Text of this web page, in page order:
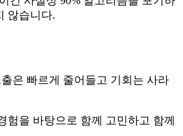
않습니다.
은 빠르게 줄어들고 기회는 사라
을 바탕으로 함께 고민하고 함께